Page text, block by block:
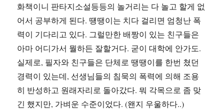
화책이니 판타지소설등등의 놀거리는 다 놀고 할게 없
어서 공부하게 된다. 떙땡이는 치다 걸리면 엄청난 폭
력이 기다리고 있다. 그럴만한 배짱이 있는 친구들은
아마 어디가서 뭘하든 잘할거다. 굳이 대학에 안가도.
실제로, 필자와 친구들은 단체로 땡땡이를 한번 쳤던
경력이 있는데, 선생님들의 침묵의 폭력에 의해 조용
히 반성하고 원래자리로 돌아갔다. 뭐 각목으로 좀 맞
긴 했지만, 가벼운 수준이었다. (왠지 우울하다..)